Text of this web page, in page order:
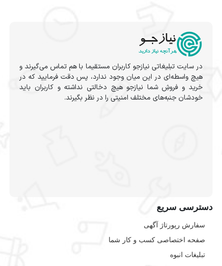
در سایت تبلیغاتی نیازجو کاربران مستقیما با هم تماس می‌گیرند و
هیچ واسطه‌ای در این میان وجود ندارد، پس دقت فرمایید که در
خرید و فروشِ شما نیازجو هیچ دخالتی نداشته و کاربران باید
خودشان جنبه‌های مختلف امنیتی را در نظر بگیرند.
دسترسی سریع
سفارش رپورتاژ آگهی
صفحه اختصاصی کسب و کار شما
تبلیغات انبوه